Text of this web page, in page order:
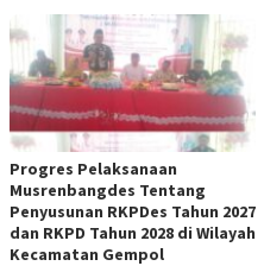
Progres Pelaksanaan
Musrenbangdes Tentang
Penyusunan RKPDes Tahun 2027
dan RKPD Tahun 2028 di Wilayah
Kecamatan Gempol